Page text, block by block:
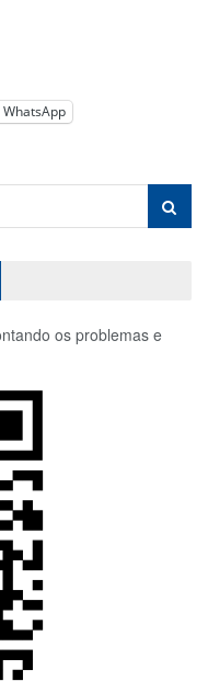
WhatsApp
os problemas e